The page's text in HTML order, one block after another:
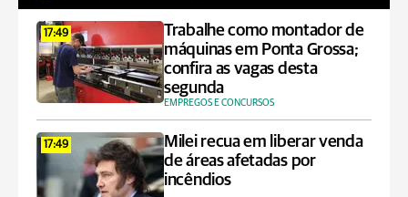
17:49
Trabalhe como montador de
máquinas em Ponta Grossa;
confira as vagas desta
segunda
EMPREGOS E CONCURSOS
17:49
Milei recua em liberar venda
de áreas afetadas por
incêndios